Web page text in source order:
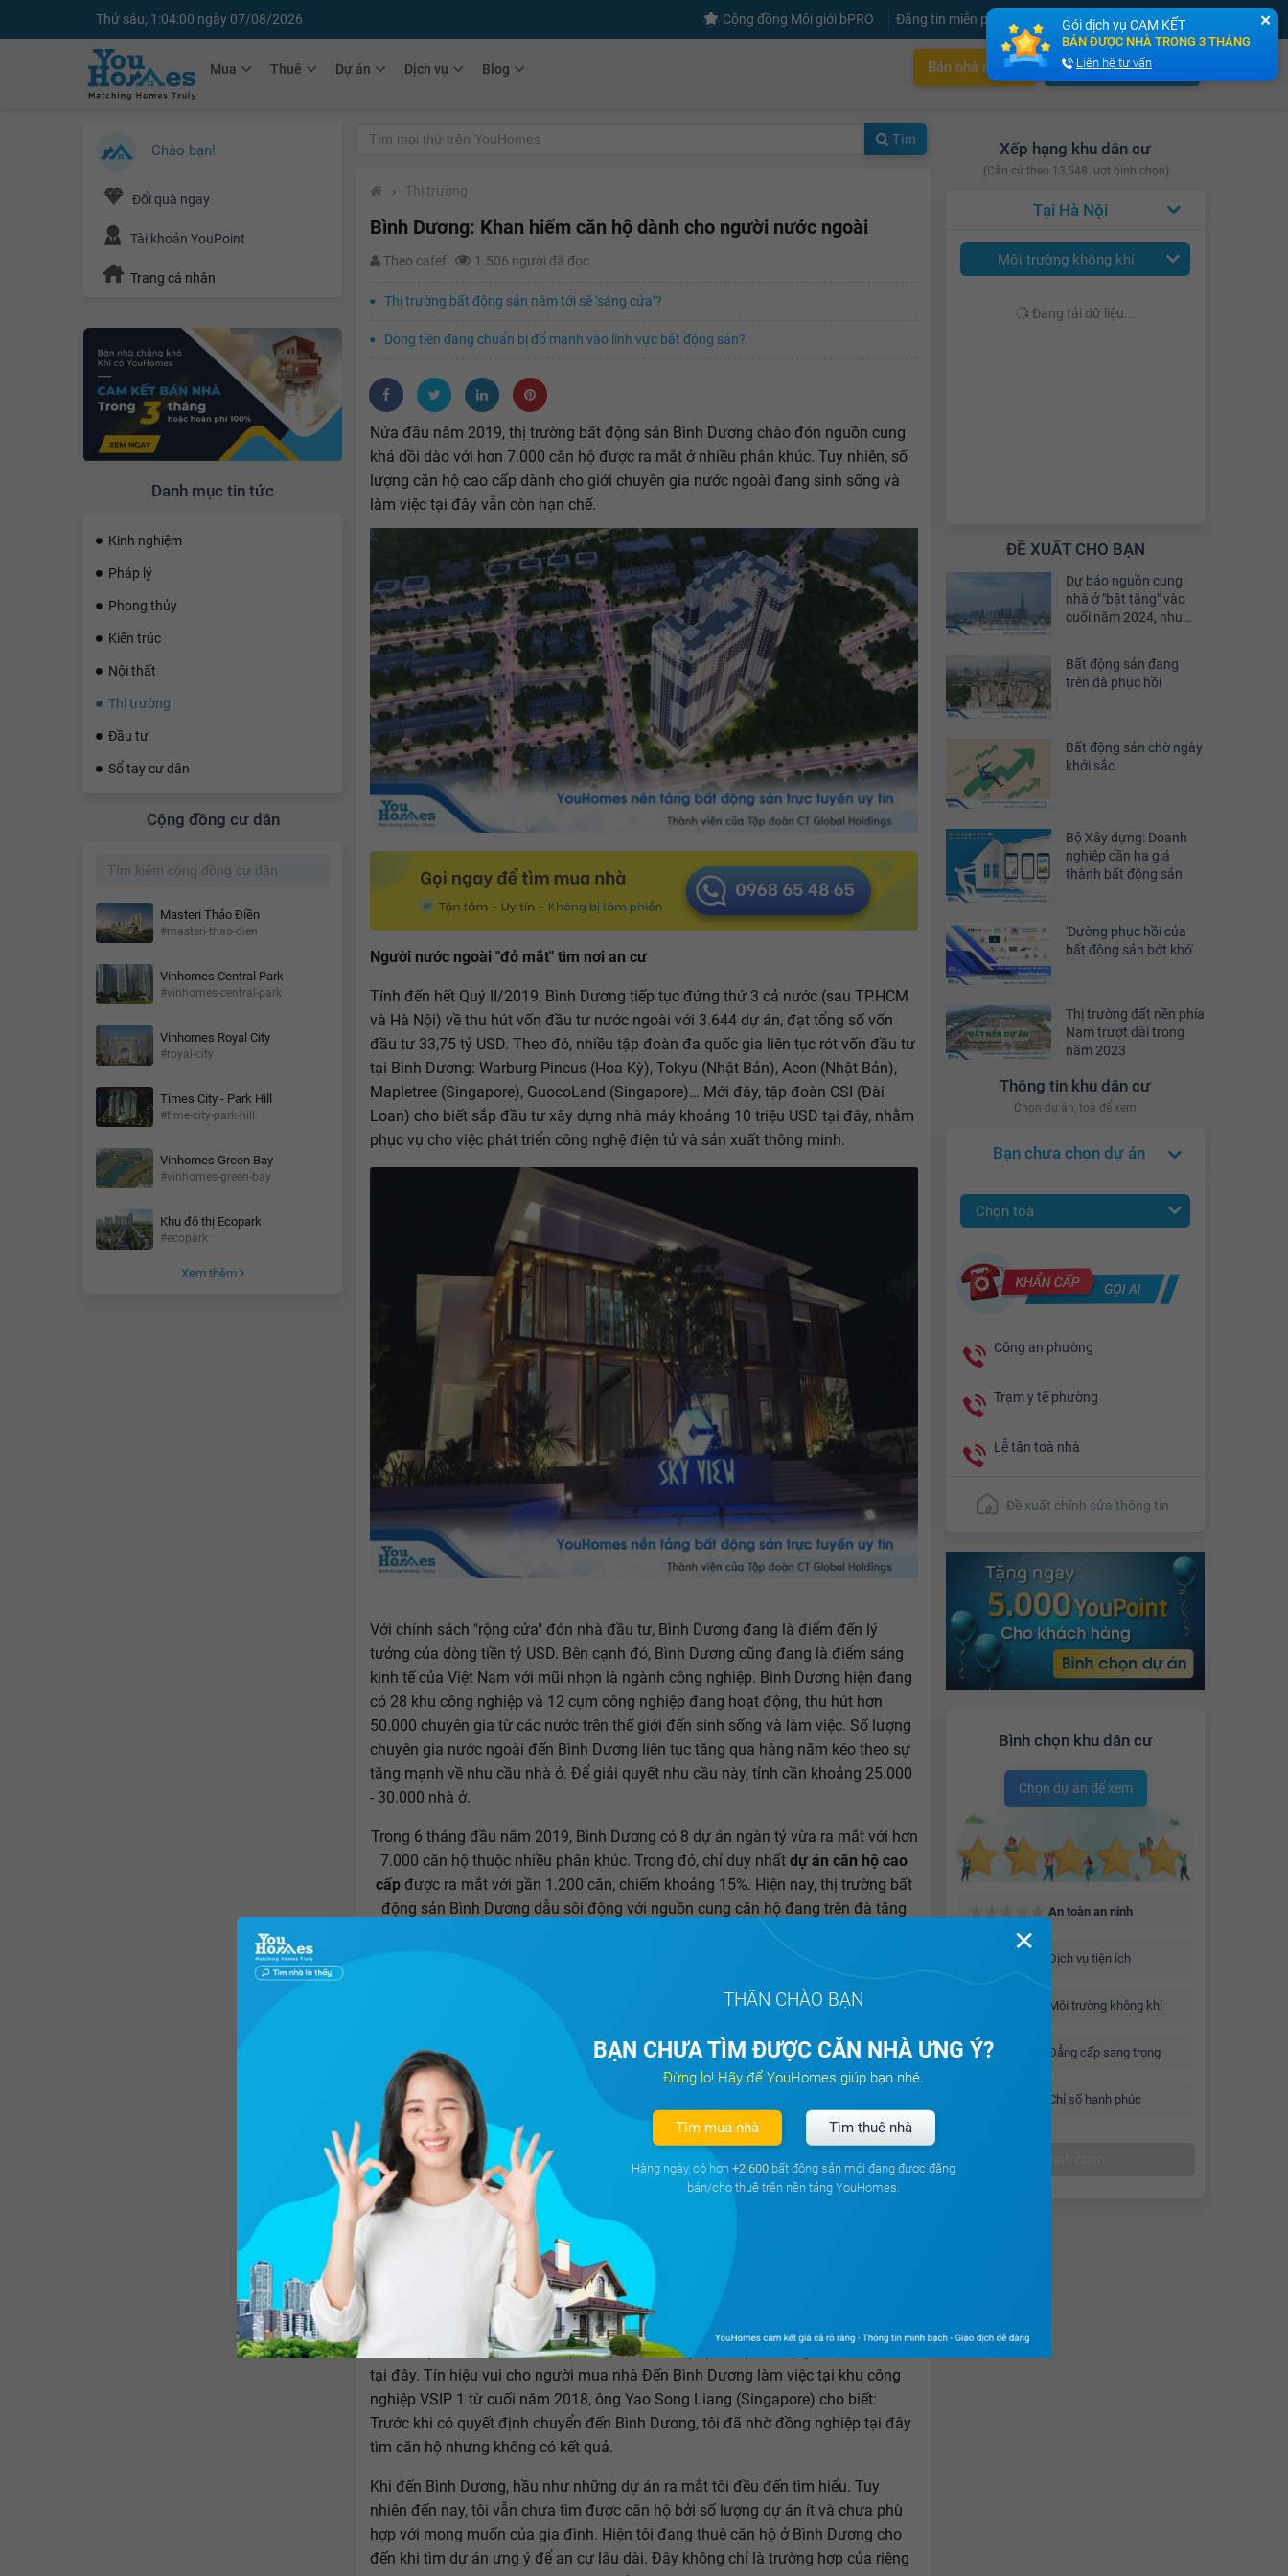
Thứ sáu, 1:04:02 ngày 07/08/2026 Cộng đồng Môi giới bPRO Đăng tin miễn phí Đăng ký Đăng nhập
Mua Thuê Dự án Dịch vụ Blog Bán nhà nhanh Cho thuê nhà nhanh
Chào bạn!
Đổi quà ngay
Tài khoản YouPoint
Trang cá nhân
Danh mục tin tức
Kinh nghiệm
Pháp lý
Phong thủy
Kiến trúc
Nội thất
Thị trường
Đầu tư
Sổ tay cư dân
Cộng đồng cư dân
Masteri Thảo Điền
#masteri-thao-dien
Vinhomes Central Park
#vinhomes-central-park
Vinhomes Royal City
#royal-city
Times City - Park Hill
#time-city-park-hill
Vinhomes Green Bay
#vinhomes-green-bay
Khu đô thị Ecopark
#ecopark
Xem thêm
Xếp hạng khu dân cư
(Căn cứ theo 13,548 lượt bình chọn)
Hà Nội
Môi trường không khí
Đang tải dữ liệu...
ĐỀ XUẤT CHO BẠN
Dự báo nguồn cung
nhà ở "bật tăng" vào
cuối năm 2024, nhu
khoảng 30%
Bất động sản đang
trên đà phục hồi
Bất động sản chờ ngày
khởi sắc
Bộ Xây dựng: Doanh
nghiệp cần hạ giá
thành bất động sản
'Đường phục hồi của
bất động sản bớt khó'
Thị trường đất nền phía
Nam trượt dài trong
năm 2023
Thông tin khu dân cư
Chọn dự án, toà để xem
Bạn chưa chọn dự án
Chọn toà
Công an phường
Trạm y tế phường
Lễ tân toà nhà
Đề xuất chỉnh sửa thông tin
Bình chọn khu dân cư
Chọn dự án để xem
An toàn an ninh
Dịch vụ tiện ích
Môi trường không khí
Đẳng cấp sang trọng
Chỉ số hạnh phúc
Tìm
› Thị trường
Bình Dương: Khan hiếm căn hộ dành cho người nước ngoài
Theo cafef 1.506 người đã đọc
Thị trường bất động sản năm tới sẽ ‘sáng cửa’?
Dòng tiền đang chuẩn bị đổ mạnh vào lĩnh vực bất động sản?
Nửa đầu năm 2019, thị trường bất động sản Bình Dương chào đón nguồn cung
khá dồi dào với hơn 7.000 căn hộ được ra mắt ở nhiều phân khúc. Tuy nhiên, số
lượng căn hộ cao cấp dành cho giới chuyên gia nước ngoài đang sinh sống và
làm việc tại đây vẫn còn hạn chế.
Người nước ngoài "đỏ mắt" tìm nơi an cư
Tính đến hết Quý II/2019, Bình Dương tiếp tục đứng thứ 3 cả nước (sau TP.HCM
và Hà Nội) về thu hút vốn đầu tư nước ngoài với 3.644 dự án, đạt tổng số vốn
đầu tư 33,75 tỷ USD. Theo đó, nhiều tập đoàn đa quốc gia liên tục rót vốn đầu tư
tại Bình Dương: Warburg Pincus (Hoa Kỳ), Tokyu (Nhật Bản), Aeon (Nhật Bản),
Mapletree (Singapore), GuocoLand (Singapore)… Mới đây, tập đoàn CSI (Đài
Loan) cho biết sắp đầu tư xây dựng nhà máy khoảng 10 triệu USD tại đây, nhằm
phục vụ cho việc phát triển công nghệ điện tử và sản xuất thông minh.
Với chính sách "rộng cửa" đón nhà đầu tư, Bình Dương đang là điểm đến lý
tưởng của dòng tiền tỷ USD. Bên cạnh đó, Bình Dương cũng đang là điểm sáng
kinh tế của Việt Nam với mũi nhọn là ngành công nghiệp. Bình Dương hiện đang
có 28 khu công nghiệp và 12 cụm công nghiệp đang hoạt động, thu hút hơn
50.000 chuyên gia từ các nước trên thế giới đến sinh sống và làm việc. Số lượng
chuyên gia nước ngoài đến Bình Dương liên tục tăng qua hàng năm kéo theo sự
tăng mạnh về nhu cầu nhà ở. Để giải quyết nhu cầu này, tỉnh cần khoảng 25.000
- 30.000 nhà ở.
Trong 6 tháng đầu năm 2019, Bình Dương có 8 dự án ngàn tỷ vừa ra mắt với hơn
7.000 căn hộ thuộc nhiều phân khúc. Trong đó, chỉ duy nhất dự án căn hộ cao
cấp được ra mắt với gần 1.200 căn, chiếm khoảng 15%. Hiện nay, thị trường bất
động sản Bình Dương dẫu sôi động với nguồn cung căn hộ đang trên đà tăng
luôn trong tình trạng khan hiếm, cung không đủ cầu.
Bình Dương đang "nhường" hàng ngàn chuyên gia nước ngoài có nhu cầu mua
nhà ở thực cho TP.HCM bởi họ chưa có nhiều sự lựa chọn khi quyết định an cư
tại đây. Tín hiệu vui cho người mua nhà Đến Bình Dương làm việc tại khu công
nghiệp VSIP 1 từ cuối năm 2018, ông Yao Song Liang (Singapore) cho biết:
Trước khi có quyết định chuyển đến Bình Dương, tôi đã nhờ đồng nghiệp tại đây
tìm căn hộ nhưng không có kết quả.
Khi đến Bình Dương, hầu như những dự án ra mắt tôi đều đến tìm hiểu. Tuy
nhiên đến nay, tôi vẫn chưa tìm được căn hộ bởi số lượng dự án ít và chưa phù
hợp với mong muốn của gia đình. Hiện tôi đang thuê căn hộ ở Bình Dương cho
đến khi tìm dự án ưng ý để an cư lâu dài. Đây không chỉ là trường hợp của riêng
✕
THÂN CHÀO BẠN
BẠN CHƯA TÌM ĐƯỢC CĂN NHÀ ƯNG Ý?
Đừng lo! Hãy để YouHomes giúp bạn nhé.
Tìm mua nhà Tìm thuê nhà
Hàng ngày, có hơn +2.600 bất động sản mới đang được đăng
bán/cho thuê trên nền tảng YouHomes.
✕
Gói dịch vụ CAM KẾT
BÁN ĐƯỢC NHÀ TRONG 3 THÁNG
Liên hệ tư vấn